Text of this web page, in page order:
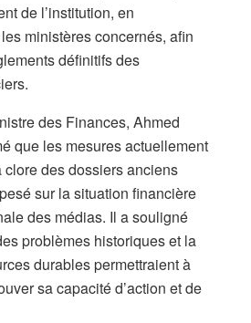
de l’institution, en
ministères concernés, afin
définitifs des
des Finances, Ahmed
que les mesures actuellement
des dossiers anciens
sur la situation financière
des médias. Il a souligné
problèmes historiques et la
durables permettraient à
sa capacité d’action et de